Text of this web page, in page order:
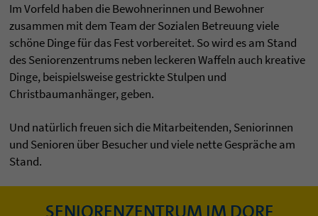
Im Vorfeld haben die Bewohnerinnen und Bewohner
zusammen mit dem Team der Sozialen Betreuung viele
schöne Dinge für das Fest vorbereitet. So wird es am Stand
des Seniorenzentrums neben leckeren Waffeln auch kreative
Dinge, beispielsweise gestrickte Stulpen und
Christbaumanhänger, geben.
Und natürlich freuen sich die Mitarbeitenden, Seniorinnen
und Senioren über Besucher und viele nette Gespräche am
Stand.